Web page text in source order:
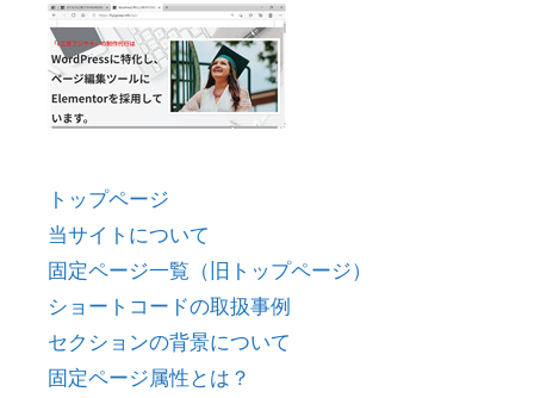
トップページ
当サイトについて
固定ページ一覧（旧トップページ）
ショートコードの取扱事例
セクションの背景について
固定ページ属性とは？